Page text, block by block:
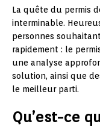
La quête du permis
interminable.
personnes
rapidement : le
une analyse
solution, ainsi que
le meilleur parti.
Qu’est-ce